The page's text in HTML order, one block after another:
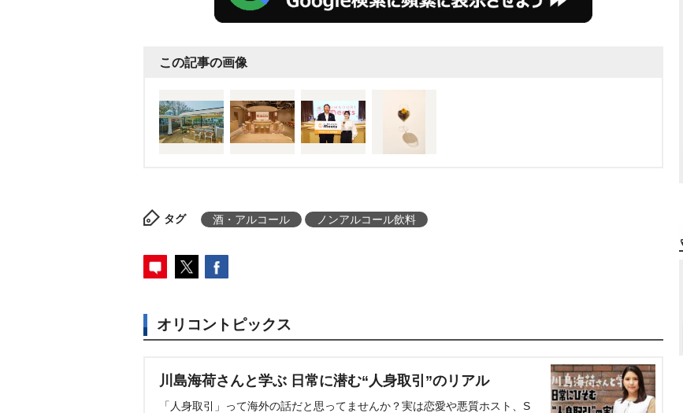
この記事の画像
タグ 酒・アルコール ノンアルコール飲料
オリコントピックス
川島海荷さんと学ぶ 日常に潜む“人身取引”のリアル
「人身取引」って海外の話だと思ってませんか？実は恋愛や悪質ホスト、S